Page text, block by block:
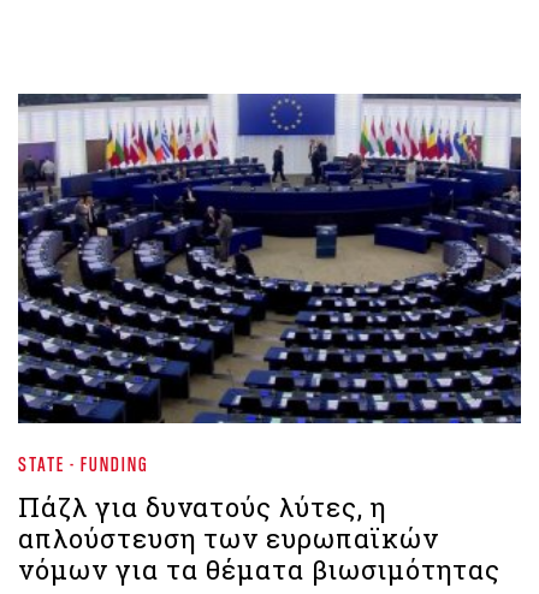
STATE - FUNDING
Πάζλ για δυνατούς λύτες, η
απλούστευση των ευρωπαϊκών
νόμων για τα θέματα βιωσιμότητας